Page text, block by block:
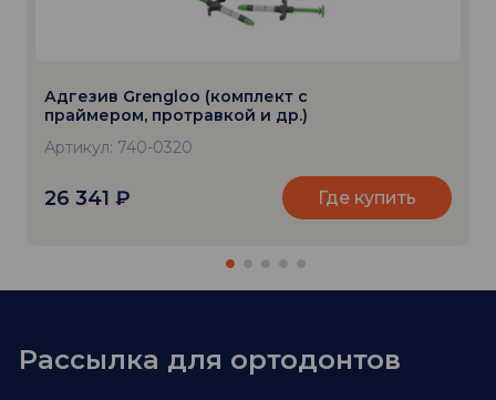
Адгезив Grengloo (комплект с
праймером, протравкой и др.)
Артикул: 740-0320
26 341 ₽ Где купить
Рассылка для ортодонтов